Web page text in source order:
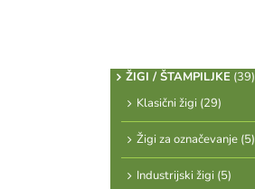
ŽIGI / ŠTAMPILJKE (39)
Klasični žigi (29)
Žigi za označevanje (5)
Industrijski žigi (5)